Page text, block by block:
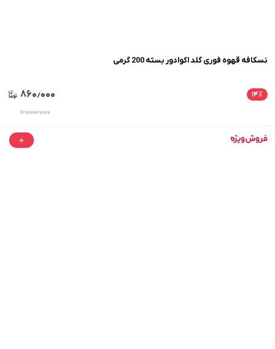
نسکافه قهوه فوری گلد اکوادور بسته 200 گرمی
۱۴٪ ۸۶۰٫۰۰۰
۱٫۰۰۰٫۰۰۰